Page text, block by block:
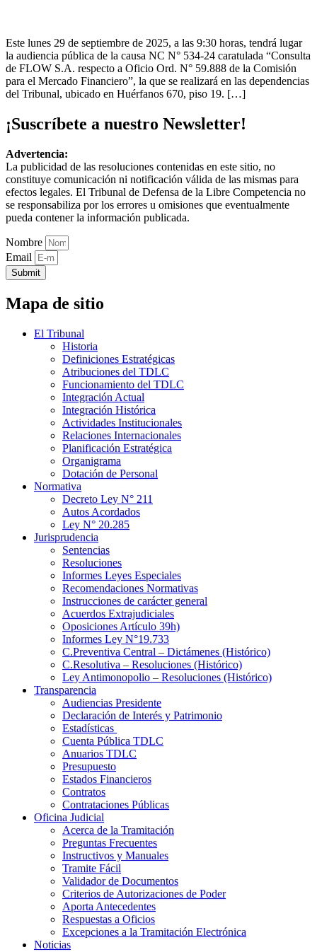
Este lunes 29 de septiembre de 2025, a las 9:30 horas, tendrá lugar
la audiencia pública de la causa NC N° 534-24 caratulada “Consulta
de FLOW S.A. respecto a Oficio Ord. N° 59.888 de la Comisión
para el Mercado Financiero”, la que se realizará en las dependencias
del Tribunal, ubicado en Huérfanos 670, piso 19. […]
¡Suscríbete a nuestro Newsletter!
Advertencia:
La publicidad de las resoluciones contenidas en este sitio, no
constituye comunicación ni notificación válida de las mismas para
efectos legales. El Tribunal de Defensa de la Libre Competencia no
se responsabiliza por los errores u omisiones que eventualmente
pueda contener la información publicada.
Nombre
Email
Submit
Mapa de sitio
El Tribunal
Historia
Definiciones Estratégicas
Atribuciones del TDLC
Funcionamiento del TDLC
Integración Actual
Integración Histórica
Actividades Institucionales
Relaciones Internacionales
Planificación Estratégica
Organigrama
Dotación de Personal
Normativa
Decreto Ley N° 211
Autos Acordados
Ley N° 20.285
Jurisprudencia
Sentencias
Resoluciones
Informes Leyes Especiales
Recomendaciones Normativas
Instrucciones de carácter general
Acuerdos Extrajudiciales
Oposiciones Artículo 39h)
Informes Ley N°19.733
C.Preventiva Central – Dictámenes (Histórico)
C.Resolutiva – Resoluciones (Histórico)
Ley Antimonopolio – Resoluciones (Histórico)
Transparencia
Audiencias Presidente
Declaración de Interés y Patrimonio
Estadísticas
Cuenta Pública TDLC
Anuarios TDLC
Presupuesto
Estados Financieros
Contratos
Contrataciones Públicas
Oficina Judicial
Acerca de la Tramitación
Preguntas Frecuentes
Instructivos y Manuales
Tramite Fácil
Validador de Documentos
Criterios de Autorizaciones de Poder
Aporta Antecedentes
Respuestas a Oficios
Excepciones a la Tramitación Electrónica
Noticias